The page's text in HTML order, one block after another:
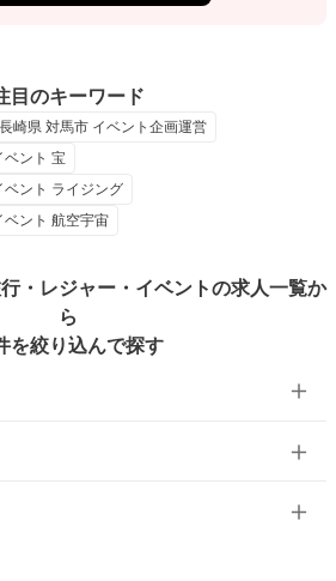
目のキーワード
長崎県 対馬市 イベント企画運営
ベント 宝
ント ライジング
ント 航空宇宙
・レジャー・イベントの求人一覧か
ら
を絞り込んで探す